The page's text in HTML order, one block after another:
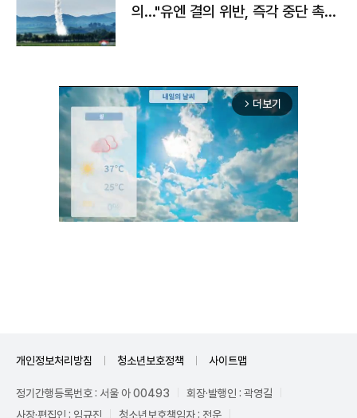
의…"유엔 결의 위반, 즉각 중단 촉
arrow_forward_ios 더보기
개인정보처리방침 청소년보호정책 사이트맵
정기간행등록번호 : 서울 아 00493
회장·발행인 : 곽영길
사장·편집인 : 임규진
청소년보호책임자 : 전운